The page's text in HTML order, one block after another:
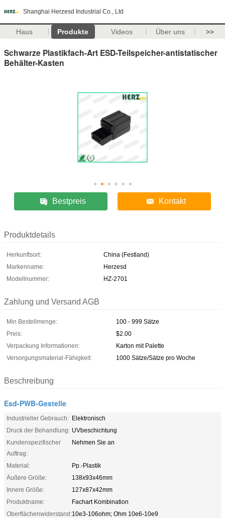
Shanghai Herzesd Industrial Co., Ltd
Haus Produkte Videos Über uns >>
Schwarze Plastikfach-Art ESD-Teilspeicher-antistatischer
Behälter-Kasten
Bestpreis Kontakt
Produktdetails
Herkunftsort:
China (Festland)
Markenname:
Herzesd
Modellnummer:
HZ-2701
Zahlung und Versand AGB
Min Bestellmenge:
100 - 999 Sätze
Preis:
$2.00
Verpackung Informationen:
Karton mit Palette
Versorgungsmaterial-Fähigkeit:
1000 Sätze/Sätze pro Woche
Beschreibung
Esd-PWB-Gestelle
Industrieller Gebrauch: Elektronisch
Druck der Behandlung: UVbeschichtung
Kundenspezifischer
Auftrag:
Nehmen Sie an
Material:
Pp.-Plastik
Äußere Größe:
138x93x46mm
Innere Größe:
127x87x42mm
Produktname:
Fachart Kombination
Oberflächenwiderstand:10e3-106ohm; Ohm 10e6-10e9